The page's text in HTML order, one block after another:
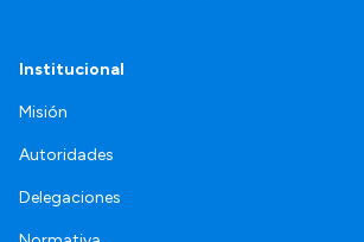
Institucional
Misión
Autoridades
Delegaciones